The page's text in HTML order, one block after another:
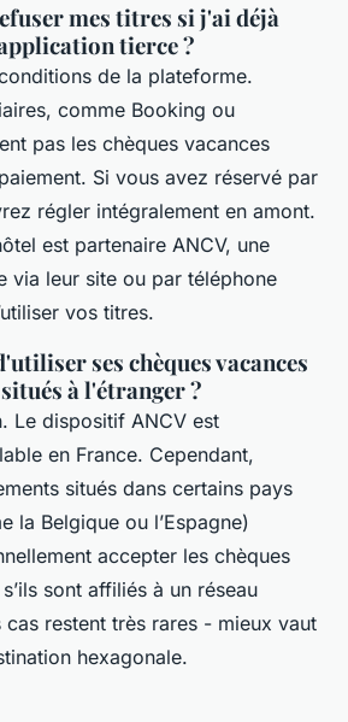
mes titres si j'ai déjà
tierce ?
de la plateforme.
comme Booking ou
pas les chèques vacances
Si vous avez réservé par
régler intégralement en amont.
est partenaire ANCV, une
via leur site ou par téléphone
vos titres.
ses chèques vacances
à l'étranger ?
Le dispositif ANCV est
en France. Cependant,
situés dans certains pays
la Belgique ou l’Espagne)
accepter les chèques
sont affiliés à un réseau
restent très rares - mieux vaut
hexagonale.